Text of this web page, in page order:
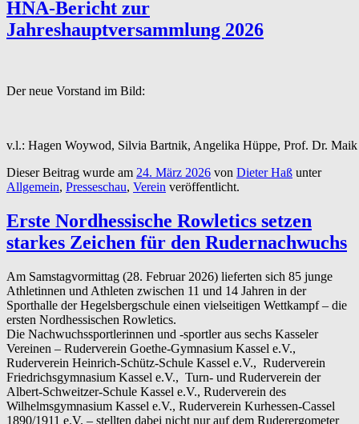
HNA-Bericht zur
Jahreshauptversammlung 2026
Der neue Vorstand im Bild:
v.l.: Hagen Woywod, Silvia Bartnik, Angelika Hüppe, Prof. Dr. Maik
Dieser Beitrag wurde am 24. März 2026 von Dieter Haß unter
Allgemein, Presseschau, Verein veröffentlicht.
Erste Nordhessische Rowletics setzen
starkes Zeichen für den Rudernachwuchs
Am Samstagvormittag (28. Februar 2026) lieferten sich 85 junge
Athletinnen und Athleten zwischen 11 und 14 Jahren in der
Sporthalle der Hegelsbergschule einen vielseitigen Wettkampf – die
ersten Nordhessischen Rowletics.
Die Nachwuchssportlerinnen und -sportler aus sechs Kasseler
Vereinen – Ruderverein Goethe-Gymnasium Kassel e.V.,
Ruderverein Heinrich-Schütz-Schule Kassel e.V., Ruderverein
Friedrichsgymnasium Kassel e.V., Turn- und Ruderverein der
Albert-Schweitzer-Schule Kassel e.V., Ruderverein des
Wilhelmsgymnasium Kassel e.V., Ruderverein Kurhessen-Cassel
1890/1911 e.V. – stellten dabei nicht nur auf dem Ruderergometer